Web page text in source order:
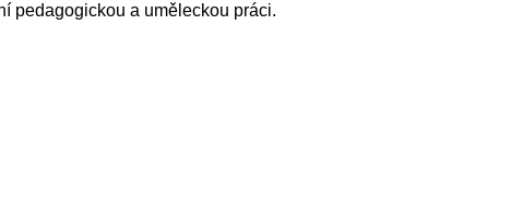
pedagogickou a uměleckou práci.